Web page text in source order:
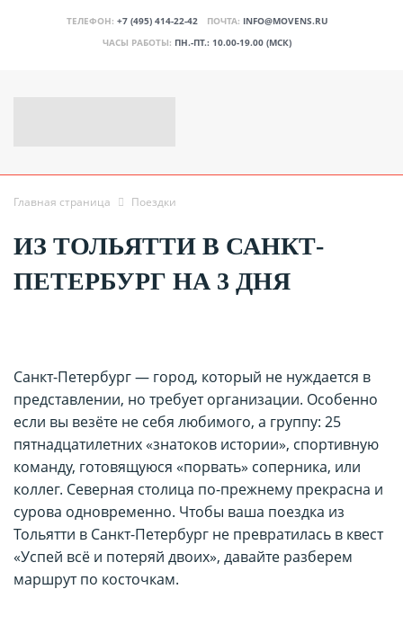
ТЕЛЕФОН: +7 (495) 414-22-42 ПОЧТА: INFO@MOVENS.RU
ЧАСЫ РАБОТЫ: ПН.-ПТ.: 10.00-19.00 (МСК)
Главная страница Поездки
ИЗ ТОЛЬЯТТИ В САНКТ-
ПЕТЕРБУРГ НА 3 ДНЯ
Санкт-Петербург — город, который не нуждается в
представлении, но требует организации. Особенно
если вы везёте не себя любимого, а группу: 25
пятнадцатилетних «знатоков истории», спортивную
команду, готовящуюся «порвать» соперника, или
коллег. Северная столица по-прежнему прекрасна и
сурова одновременно. Чтобы ваша поездка из
Тольятти в Санкт-Петербург не превратилась в квест
«Успей всё и потеряй двоих», давайте разберем
маршрут по косточкам.